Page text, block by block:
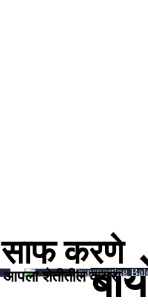
साफ करणे
आपला शेतीतील कचरा